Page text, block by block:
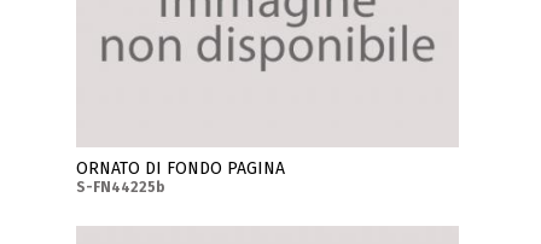
ORNATO DI FONDO PAGINA
S-FN44225b